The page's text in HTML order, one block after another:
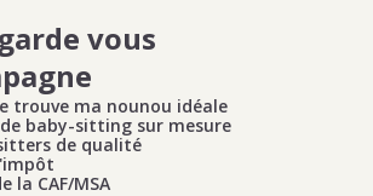
vous
trouve ma nounou idéale
de baby-sitting sur mesure
de qualité
la CAF/MSA